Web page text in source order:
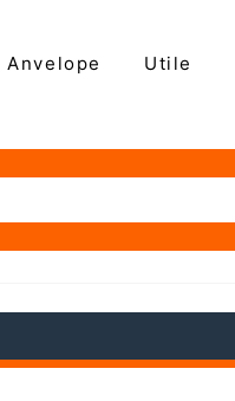
Anvelope Utile